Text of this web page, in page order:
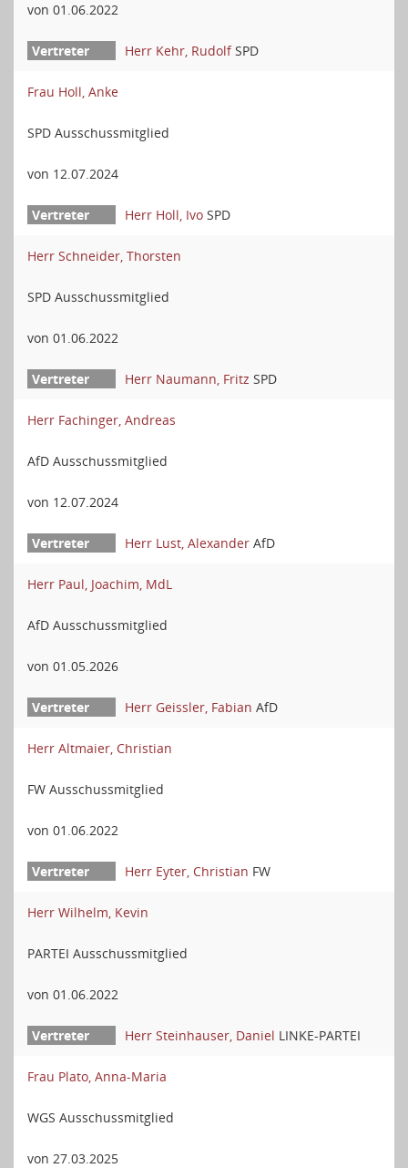
von 01.06.2022
Herr Kehr, RudolfSPD
Frau Holl, Anke
SPD Ausschussmitglied
von 12.07.2024
Herr Holl, Ivo SPD
Herr Schneider, Thorsten
SPD Ausschussmitglied
von 01.06.2022
Herr Naumann, Fritz SPD
Herr Fachinger, Andreas
AfD Ausschussmitglied
von 12.07.2024
Herr Lust, Alexander AfD
Herr Paul, Joachim, MdL
AfD Ausschussmitglied
von 01.05.2026
Herr Geissler, Fabian AfD
Herr Altmaier, Christian
FW Ausschussmitglied
von 01.06.2022
Herr Eyter, Christian FW
Herr Wilhelm, Kevin
PARTEI Ausschussmitglied
von 01.06.2022
Herr Steinhauser, Daniel LINKE-PARTEI
Frau Plato, Anna-Maria
WGS Ausschussmitglied
von 27.03.2025